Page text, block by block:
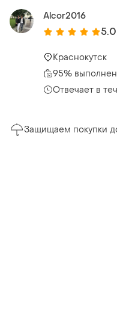
Alcor2016
5.0
Краснокутск
95%
Отвечает в
Защищаем покупки